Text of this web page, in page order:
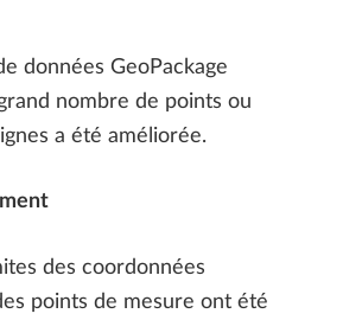
données GeoPackage
nombre de points ou
a été améliorée.
des coordonnées
points de mesure ont été